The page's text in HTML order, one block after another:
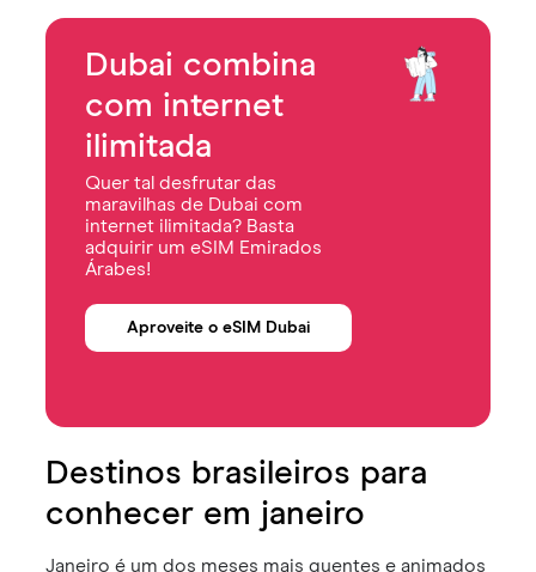
Dubai combina
com internet
ilimitada
Quer tal desfrutar das
maravilhas de Dubai com
internet ilimitada? Basta
adquirir um eSIM Emirados
Árabes!
Aproveite o eSIM Dubai
Destinos brasileiros para
conhecer em janeiro
Janeiro é um dos meses mais quentes e animados